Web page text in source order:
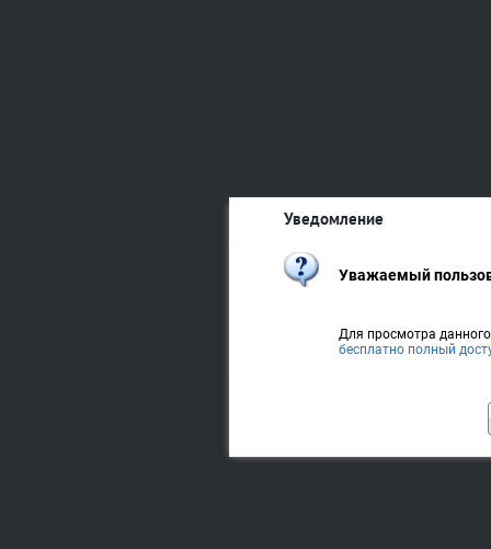
Уведомление
Уважаемый
Для просмотра
бесплатно полный